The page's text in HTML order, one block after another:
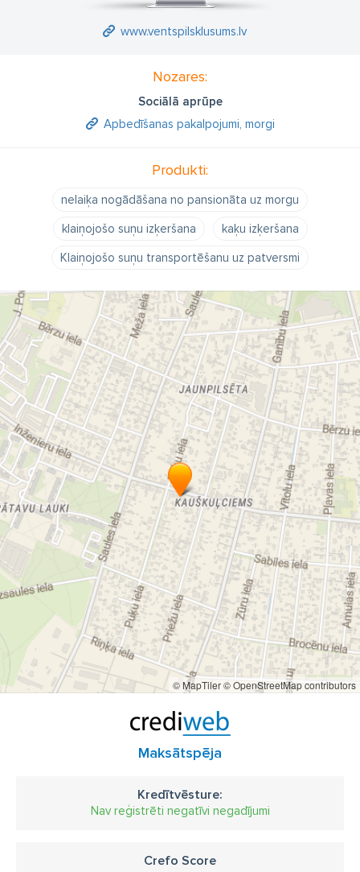
www.ventspilsklusums.lv
Nozares:
Sociālā aprūpe
Apbedīšanas pakalpojumi, morgi
Produkti:
nelaiķa nogādāšana no pansionāta uz morgu
klaiņojošo suņu izķeršana
kaķu izķeršana
Klaiņojošo suņu transportēšanu uz patversmi
© MapTiler© OpenStreetMap contributors
Maksātspēja
Kredītvēsture:
Nav reģistrēti negatīvi negadījumi
Crefo Score